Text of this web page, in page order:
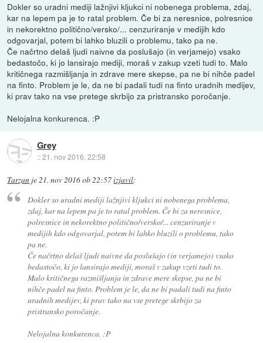
Dokler so uradni mediji lažnjivi kljukci ni nobenega problema, zdaj,
kar na lepem pa je to ratal problem. Če bi za neresnice, polresnice
in nekorektno politično/versko/... cenzuriranje v medijih kdo
odgovarjal, potem bi lahko bluzili o problemu, tako pa ne.
Če načrtno delaš ljudi naivne da poslušajo (in verjamejo) vsako
bedastočo, ki jo lansirajo mediji, moraš v zakup vzeti tudi to. Malo
kritičnega razmišljanja in zdrave mere skepse, pa ne bi nihče padel
na finto. Problem je le, da ne bi padali tudi na finto uradnih medijev,
ki prav tako na vse pretege skrbijo za pristransko poročanje.
Nelojalna konkurenca. :P
Grey
::21. nov 2016, 22:58
Tarzan je21. nov 2016 ob 22:57izjavil:
Dokler so uradni mediji lažnjivi kljukci ni nobenega problema,
zdaj, kar na lepem pa je to ratal problem. Če bi za neresnice,
polresnice in nekorektno politično/versko/... cenzuriranje v
medijih kdo odgovarjal, potem bi lahko bluzili o problemu, tako
pa ne.
Če načrtno delaš ljudi naivne da poslušajo (in verjamejo) vsako
bedastočo, ki jo lansirajo mediji, moraš v zakup vzeti tudi to.
Malo kritičnega razmišljanja in zdrave mere skepse, pa ne bi
nihče padel na finto. Problem je le, da ne bi padali tudi na finto
uradnih medijev, ki prav tako na vse pretege skrbijo za
pristransko poročanje.
Nelojalna konkurenca. :P